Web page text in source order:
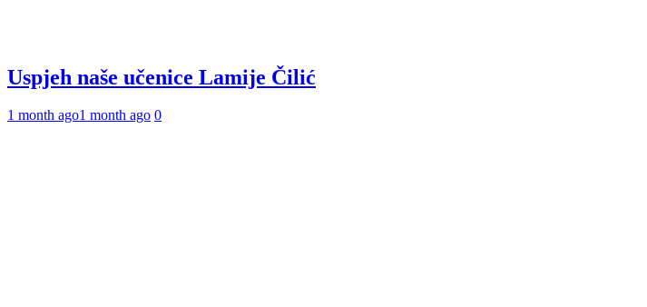
Uspjeh naše učenice Lamije Čilić
1 month ago1 month ago 0